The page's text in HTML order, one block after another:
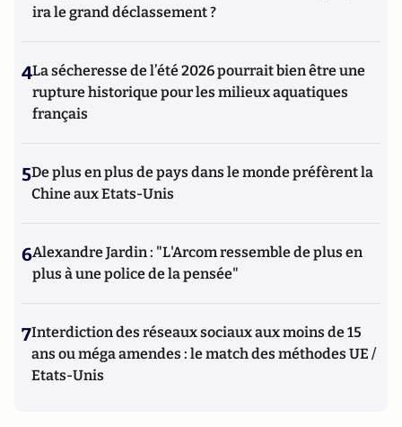
ira le grand déclassement ?
4La sécheresse de l’été 2026 pourrait bien être une
rupture historique pour les milieux aquatiques
français
5De plus en plus de pays dans le monde préfèrent la
Chine aux Etats-Unis
6Alexandre Jardin : "L'Arcom ressemble de plus en
plus à une police de la pensée"
7Interdiction des réseaux sociaux aux moins de 15
ans ou méga amendes : le match des méthodes UE /
Etats-Unis